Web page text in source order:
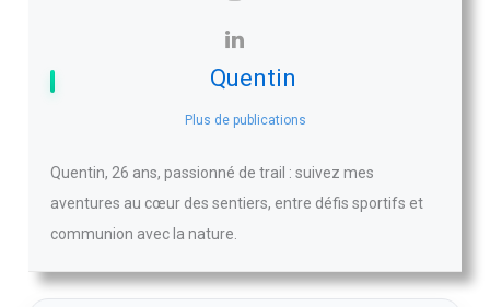
Quentin
Plus de publications
Quentin, 26 ans, passionné de trail : suivez mes
aventures au cœur des sentiers, entre défis sportifs et
communion avec la nature.